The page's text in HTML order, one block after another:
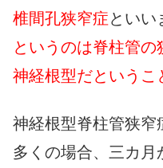
椎間孔狭窄症といい
というのは脊柱管の
神経根型だというこ
神経根型脊柱管狭窄
多くの場合、三カ月